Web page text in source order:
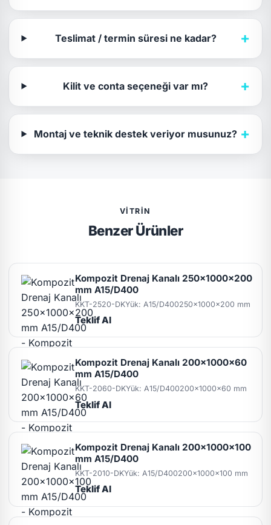
Teslimat / termin süresi ne kadar? +
Kilit ve conta seçeneği var mı? +
Montaj ve teknik destek veriyor musunuz? +
VITRIN
Benzer Ürünler
Kompozit Drenaj Kanalı 250x1000x200
mm A15/D400
KKT-2520-DKYük: A15/D400250x1000x200 mm
Teklif Al
Kompozit Drenaj Kanalı 200x1000x60
mm A15/D400
KKT-2060-DKYük: A15/D400200x1000x60 mm
Teklif Al
Kompozit Drenaj Kanalı 200x1000x100
mm A15/D400
KKT-2010-DKYük: A15/D400200x1000x100 mm
Teklif Al